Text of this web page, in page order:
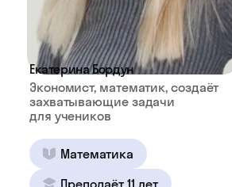
Екатерина Бордун
Экономист, математик, создаёт
захватывающие задачи
для учеников
Математика
Преподаёт 11 лет